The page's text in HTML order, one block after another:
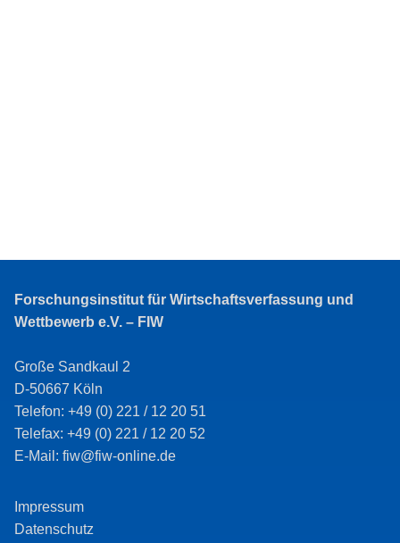
Forschungsinstitut für Wirtschaftsverfassung und
Wettbewerb e.V. – FIW
Große Sandkaul 2
D-50667 Köln
Telefon: +49 (0) 221 / 12 20 51
Telefax: +49 (0) 221 / 12 20 52
E-Mail: fiw@fiw-online.de
Impressum
Datenschutz